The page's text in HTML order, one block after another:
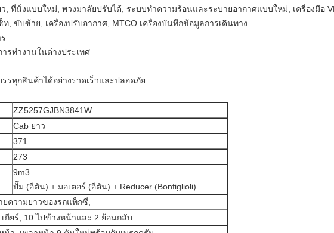
ว, ที่นั่งแบบใหม่, พวงมาลัยปรับได้, ระบบทำความร้อนและระบายอากาศแบบใหม่, เครื่องมือ
, ขับซ้าย, เครื่องปรับอากาศ, MTCO เครื่องบันทึกข้อมูลการเดินทาง
รทำงานในต่างประเทศ
รทุกสินค้าได้อย่างรวดเร็วและปลอดภัย
ZZ5257GJBN3841W
Cab ยาว
371
273
9m3
ปั๊ม (อีตัน) + มอเตอร์ (อีตัน) + Reducer (Bonfiglioli)
ยความยาวของรถแท็กซี่,
เกียร์, 10 ไปข้างหน้าและ 2 ย้อนกลับ